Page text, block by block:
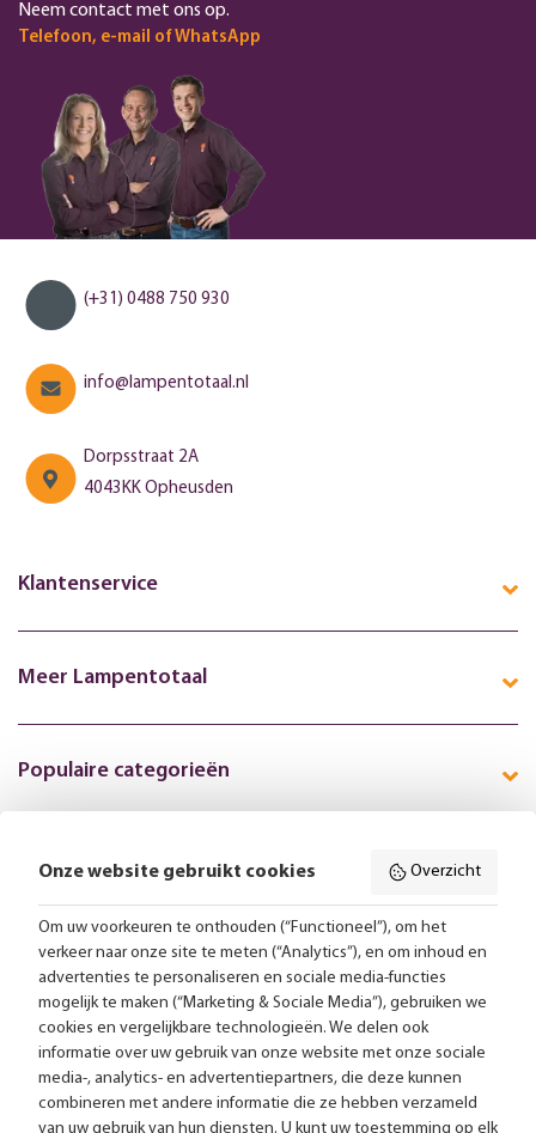
Neem contact met ons op.
Telefoon, e-mail of WhatsApp
(+31) 0488 750 930
info@lampentotaal.nl
Dorpsstraat 2A
4043KK Opheusden
Klantenservice
Meer Lampentotaal
Populaire categorieën
Volg ons online:
Gratis bezorging vanaf 99,-
Advies op maat
Meer dan 25.000 lampen op voorraad
Onze website gebruikt cookies Overzicht
Om uw voorkeuren te onthouden (“Functioneel”), om het
verkeer naar onze site te meten (“Analytics”), en om inhoud en
advertenties te personaliseren en sociale media-functies
mogelijk te maken (“Marketing & Sociale Media”), gebruiken we
cookies en vergelijkbare technologieën. We delen ook
informatie over uw gebruik van onze website met onze sociale
media-, analytics- en advertentiepartners, die deze kunnen
combineren met andere informatie die ze hebben verzameld
van uw gebruik van hun diensten. U kunt uw toestemming op elk